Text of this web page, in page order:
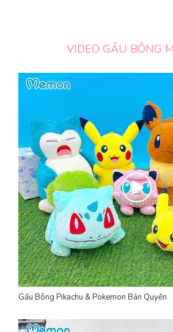
VIDEO GẤU BÔNG
Gấu Bông Pikachu & Pokemon Bản Quyền